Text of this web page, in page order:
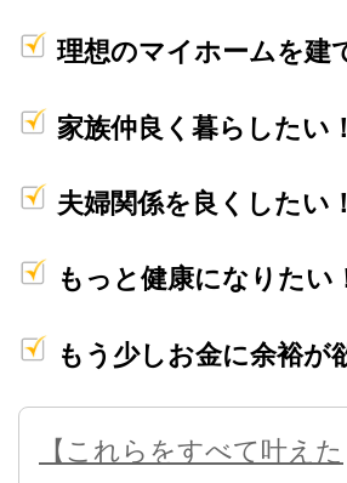
理想のマイホームを建
家族仲良く暮らしたい！
夫婦関係を良くしたい！
もっと健康になりたい
もう少しお金に余裕が
【これらをすべて叶えた